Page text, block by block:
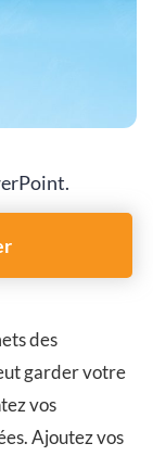
des
garder votre
vos
Ajoutez vos